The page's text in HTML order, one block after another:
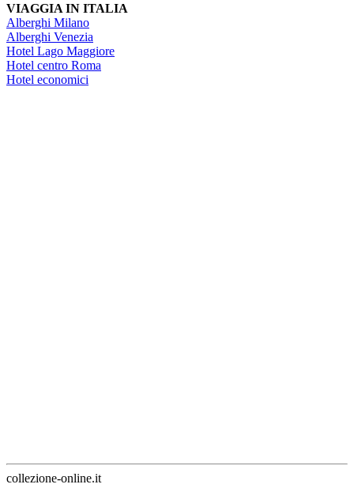
VIAGGIA IN ITALIA
Alberghi Milano
Alberghi Venezia
Hotel Lago Maggiore
Hotel centro Roma
Hotel economici
collezione-online.it